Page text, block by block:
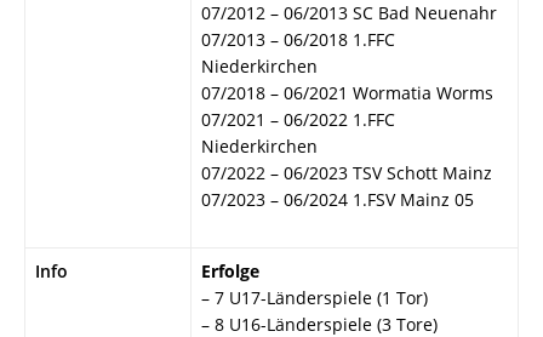
07/2012 – 06/2013 SC Bad Neuenahr
07/2013 – 06/2018 1.FFC
Niederkirchen
07/2018 – 06/2021 Wormatia Worms
07/2021 – 06/2022 1.FFC
Niederkirchen
07/2022 – 06/2023 TSV Schott Mainz
07/2023 – 06/2024 1.FSV Mainz 05
Info
Erfolge
– 7 U17-Länderspiele (1 Tor)
– 8 U16-Länderspiele (3 Tore)